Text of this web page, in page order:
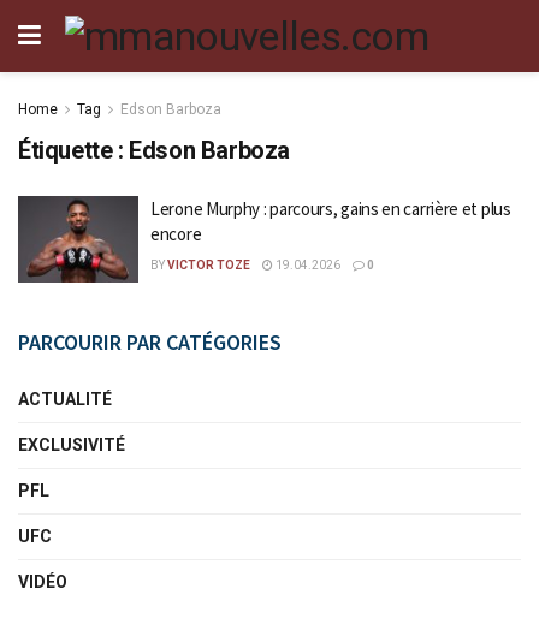
Home Tag Edson Barboza
Étiquette : Edson Barboza
Lerone Murphy : parcours, gains en carrière et plus
encore
BYVICTOR TOZE 19.04.2026 0
PARCOURIR PAR CATÉGORIES
ACTUALITÉ
EXCLUSIVITÉ
PFL
UFC
VIDÉO